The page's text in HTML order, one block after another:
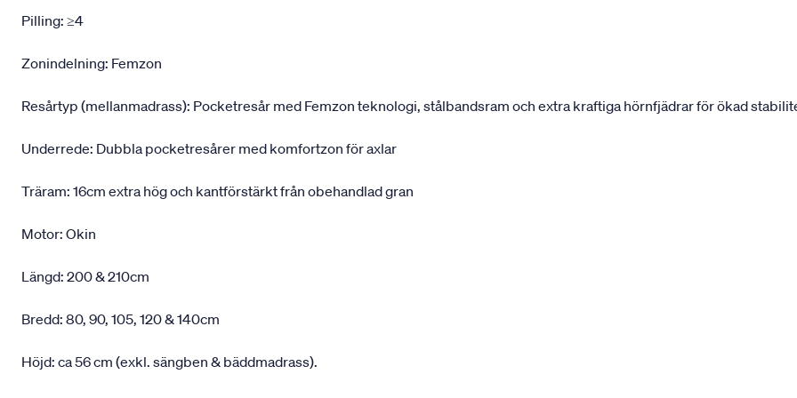
Pilling: ≥4
Zonindelning: Femzon
Resårtyp (mellanmadrass): Pocketresår med Femzon teknologi, stålbandsram och extra kraftiga hörnfjädrar för ökad
Underrede: Dubbla pocketresårer med komfortzon för axlar
Träram: 16cm extra hög och kantförstärkt från obehandlad gran
Motor: Okin
Längd: 200 & 210cm
Bredd: 80, 90, 105, 120 & 140cm
Höjd: ca 56 cm (exkl. sängben & bäddmadrass).